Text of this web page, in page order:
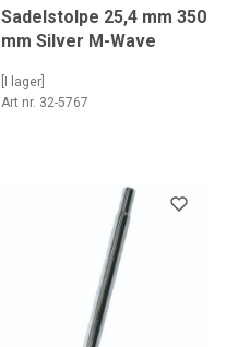
Sadelstolpe 25,4 mm 350
mm Silver M-Wave
[I lager]
Art nr. 32-5767